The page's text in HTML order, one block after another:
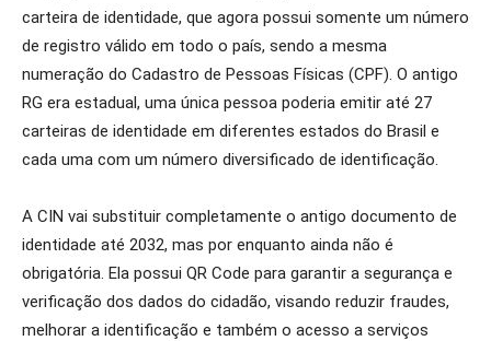
carteira de identidade, que agora possui somente um número
de registro válido em todo o país, sendo a mesma
numeração do Cadastro de Pessoas Físicas (CPF). O antigo
RG era estadual, uma única pessoa poderia emitir até 27
carteiras de identidade em diferentes estados do Brasil e
cada uma com um número diversificado de identificação.
A CIN vai substituir completamente o antigo documento de
identidade até 2032, mas por enquanto ainda não é
obrigatória. Ela possui QR Code para garantir a segurança e
verificação dos dados do cidadão, visando reduzir fraudes,
melhorar a identificação e também o acesso a serviços